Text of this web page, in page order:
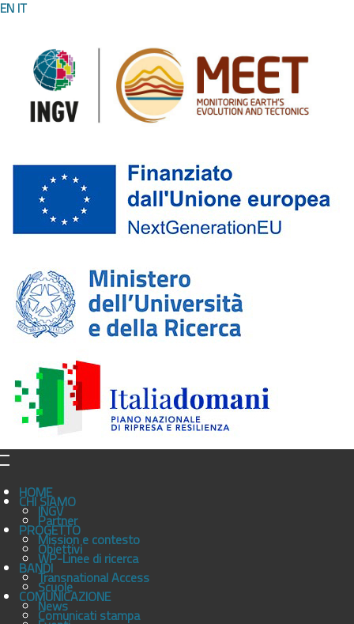
EN IT
HOME
CHI SIAMO
INGV
Partner
PROGETTO
Mission e contesto
Obiettivi
WP-Linee di ricerca
BANDITransnational Access
Scuole
COMUNICAZIONE
News
Comunicati stampa